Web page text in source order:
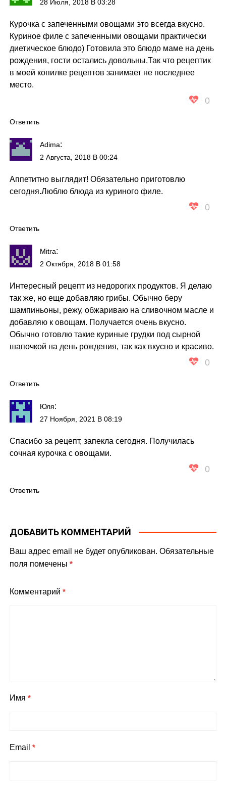
28 Июля, 2018 В 03:28
Курочка с запеченными овощами это всегда вкусно.
Куриное филе с запеченными овощами практически
диетическое блюдо) Готовила это блюдо маме на день
рождения, гости остались довольны.Так что рецептик
в моей копилке рецептов занимает не последнее
место.
0
Ответить
Adima:
2 Августа, 2018 В 00:24
Аппетитно выглядит! Обязательно приготовлю
сегодня.Люблю блюда из куриного филе.
0
Ответить
Mitra:
2 Октября, 2018 В 01:58
Интересный рецепт из недорогих продуктов. Я делаю
так же, но еще добавляю грибы. Обычно беру
шампиньоны, режу, обжариваю на сливочном масле и
добавляю к овощам. Получается очень вкусно.
Обычно готовлю такие куриные грудки под сырной
шапочкой на день рождения, так как вкусно и красиво.
0
Ответить
Юля:
27 Ноября, 2021 В 08:19
Спасибо за рецепт, запекла сегодня. Получилась
сочная курочка с овощами.
0
Ответить
ДОБАВИТЬ КОММЕНТАРИЙ
Ваш адрес email не будет опубликован. Обязательные
поля помечены*
Комментарий*
Имя*
Email*